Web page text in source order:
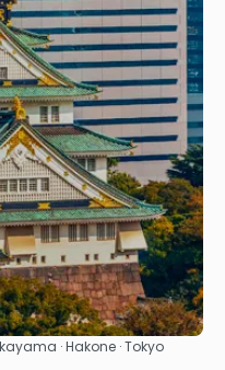
· Hakone · Tokyo